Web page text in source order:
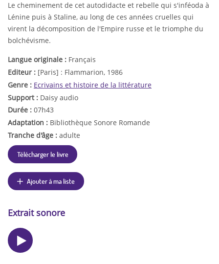
Le cheminement de cet autodidacte et rebelle qui s'inféoda à
Lénine puis à Staline, au long de ces années cruelles qui
virent la décomposition de l'Empire russe et le triomphe du
bolchévisme.
Langue originale : Français
Editeur : [Paris] : Flammarion, 1986
Genre : Ecrivains et histoire de la littérature
Support : Daisy audio
Durée : 07h43
Adaptation : Bibliothèque Sonore Romande
Tranche d'âge : adulte
Télécharger le livre
Ajouter à ma liste
Extrait sonore